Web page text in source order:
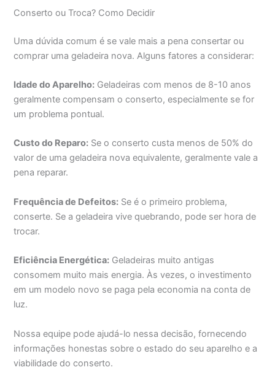
Conserto ou Troca? Como Decidir
Uma dúvida comum é se vale mais a pena consertar ou
comprar uma geladeira nova. Alguns fatores a considerar:
Idade do Aparelho: Geladeiras com menos de 8-10 anos
geralmente compensam o conserto, especialmente se for
um problema pontual.
Custo do Reparo: Se o conserto custa menos de 50% do
valor de uma geladeira nova equivalente, geralmente vale a
pena reparar.
Frequência de Defeitos: Se é o primeiro problema,
conserte. Se a geladeira vive quebrando, pode ser hora de
trocar.
Eficiência Energética: Geladeiras muito antigas
consomem muito mais energia. Às vezes, o investimento
em um modelo novo se paga pela economia na conta de
luz.
Nossa equipe pode ajudá-lo nessa decisão, fornecendo
informações honestas sobre o estado do seu aparelho e a
viabilidade do conserto.